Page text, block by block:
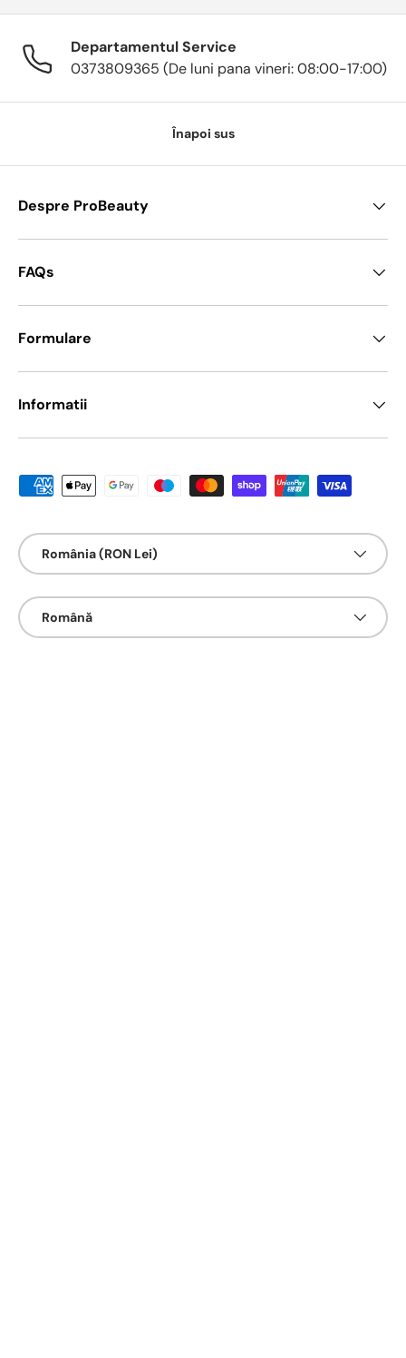
Departamentul Service
0373809365 (De luni pana vineri: 08:00-17:00)
Înapoi sus
Despre ProBeauty
FAQs
Formulare
Informatii
Metode de platā acceptate
Țarǎ/Regiune
România (RON Lei)
Limbā
Română